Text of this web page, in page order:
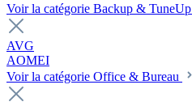
Voir la catégorie Backup & TuneUp
AVG
AOMEI
Voir la catégorie Office & Bureau